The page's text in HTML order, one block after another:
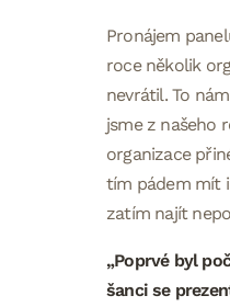
Pronájem
roce několik
nevrátil. To
jsme z našeho
organizace
tím pádem mít
zatím najít
„Poprvé byl
šanci se